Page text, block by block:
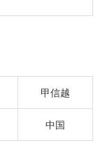
甲信越
中国